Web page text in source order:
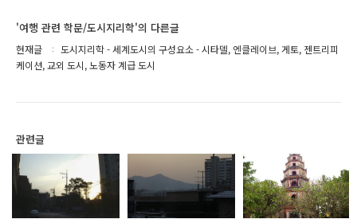
'여행 관련 학문/도시지리학'의 다른글
현재글
도시지리학 - 세계도시의 구성요소 - 시타델, 엔클레이브, 게토, 젠트리피
케이션, 교외 도시, 노동자 계급 도시
관련글